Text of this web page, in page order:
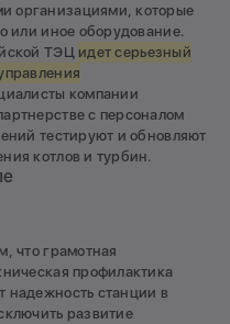
организациями, которые
или иное оборудование.
ТЭЦ идет серьезный
компании
с персоналом
тестируют и обновляют
котлов и турбин.
что грамотная
профилактика
надежность станции в
развитие